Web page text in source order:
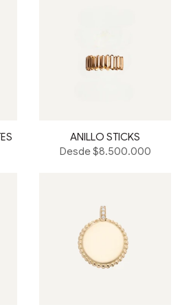
ANILLO STICKS
Desde $8.500.000